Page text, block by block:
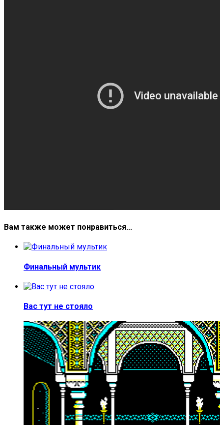
Вам также может понравиться...
Финальный мультик
Вас тут не стояло